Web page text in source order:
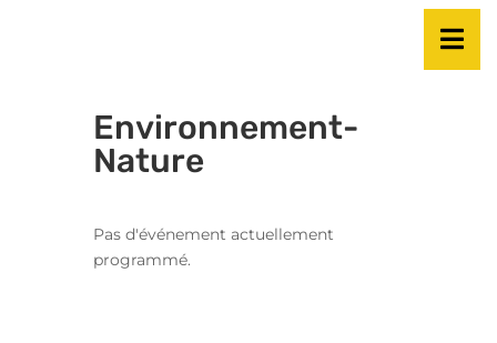
Environnement-
Nature
Pas d'événement actuellement
programmé.